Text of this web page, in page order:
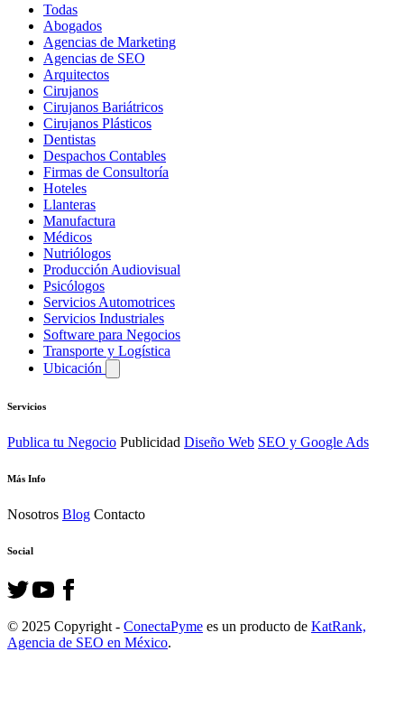
Todas
Abogados
Agencias de Marketing
Agencias de SEO
Arquitectos
Cirujanos
Cirujanos Bariátricos
Cirujanos Plásticos
Dentistas
Despachos Contables
Firmas de Consultoría
Hoteles
Llanteras
Manufactura
Médicos
Nutriólogos
Producción Audiovisual
Psicólogos
Servicios Automotrices
Servicios Industriales
Software para Negocios
Transporte y Logística
Ubicación
Servicios
Publica tu Negocio Publicidad Diseño Web SEO y Google Ads
Más Info
Nosotros Blog Contacto
Social
© 2025 Copyright - ConectaPyme es un producto de KatRank,
Agencia de SEO en México.